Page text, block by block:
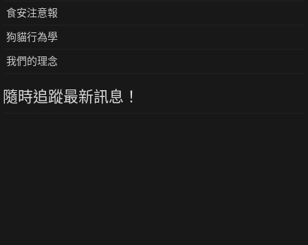
食安注意報
狗貓行為學
我們的理念
隨時追蹤最新訊息！